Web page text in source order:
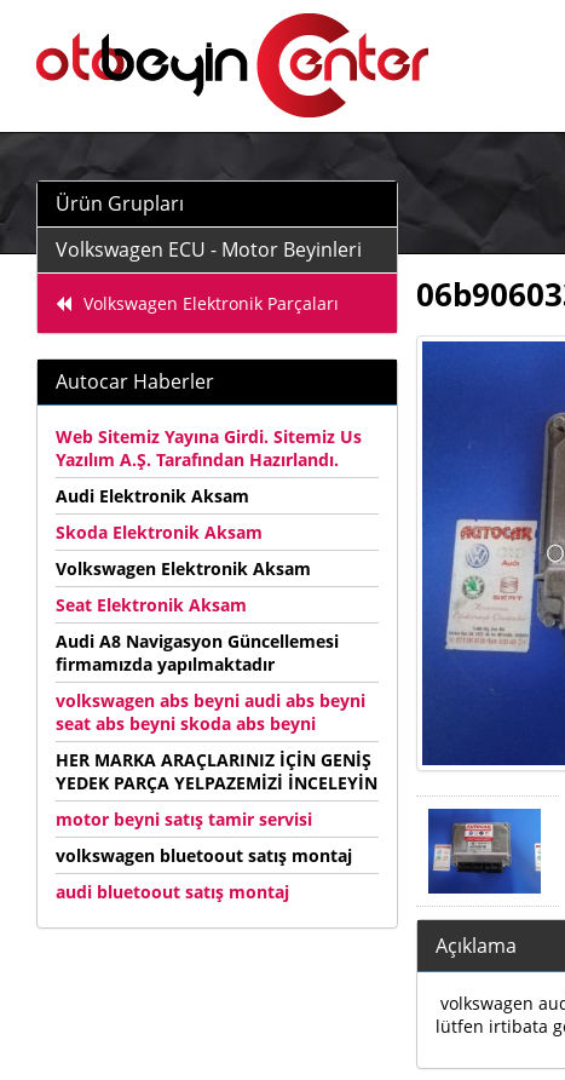
Ürün Grupları
Volkswagen ECU - Motor Beyinleri
Volkswagen Elektronik Parçaları
Autocar Haberler
Web Sitemiz Yayına Girdi. Sitemiz Us
Yazılım A.Ş. Tarafından Hazırlandı.
Audi Elektronik Aksam
Skoda Elektronik Aksam
Volkswagen Elektronik Aksam
Seat Elektronik Aksam
Audi A8 Navigasyon Güncellemesi
firmamızda yapılmaktadır
volkswagen abs beyni audi abs beyni
seat abs beyni skoda abs beyni
HER MARKA ARAÇLARINIZ İÇİN GENİŞ
YEDEK PARÇA YELPAZEMİZİ İNCELEYİN
motor beyni satış tamir servisi
volkswagen bluetoout satış montaj
audi bluetoout satış montaj
Açıklama
volkswagen
lütfen irtibata